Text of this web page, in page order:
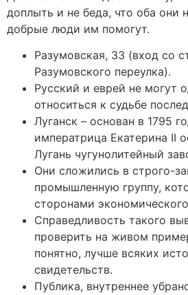
доплыть и не беда, что оба они
добрые люди им помогут.
Разумовская, 33 (вход со
Разумовского переулка).
Русский и еврей не могут
относиться к судьбе
Луганск – основан в 1795
императрица Екатерина II
Лугань чугунолитейный
Они сложились в строго-
промышленную группу,
сторонами
Справедливость такого
проверить на живом
понятно, лучше всяких
свидетельств.
Публика, внутреннее